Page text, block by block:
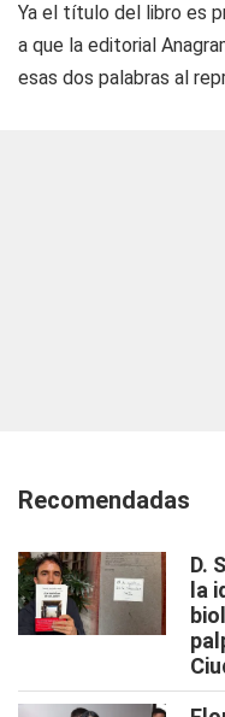
Ya el título del libro es
a que la editorial
esas dos palabras al
Recomendadas
D.
la